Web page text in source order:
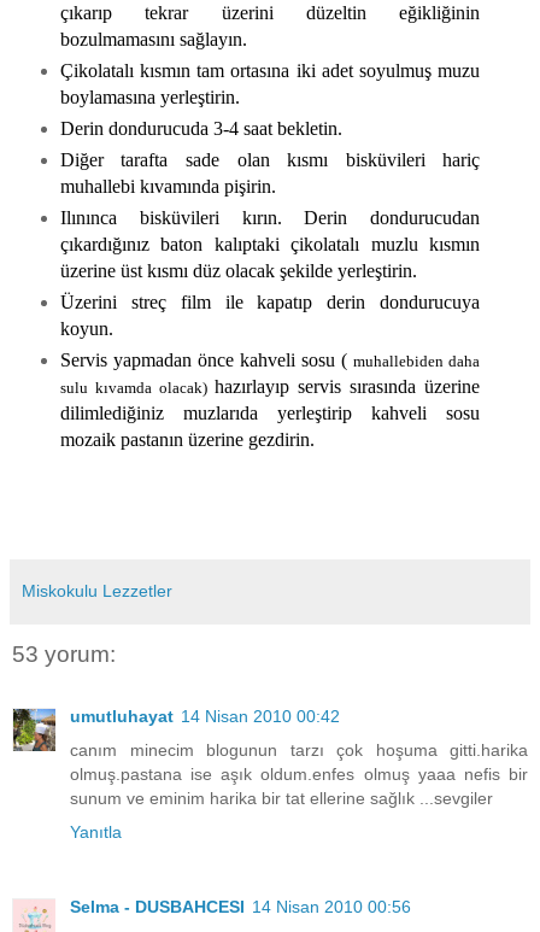
çıkarıp tekrar üzerini düzeltin eğikliğinin
bozulmamasını sağlayın.
Çikolatalı kısmın tam ortasına iki adet soyulmuş muzu
boylamasına yerleştirin.
Derin dondurucuda 3-4 saat bekletin.
Diğer tarafta sade olan kısmı bisküvileri hariç
muhallebi kıvamında pişirin.
Ilınınca bisküvileri kırın. Derin dondurucudan
çıkardığınız baton kalıptaki çikolatalı muzlu kısmın
üzerine üst kısmı düz olacak şekilde yerleştirin.
Üzerini streç film ile kapatıp derin dondurucuya
koyun.
Servis yapmadan önce kahveli sosu (muhallebiden daha
sulu kıvamda olacak) hazırlayıp servis sırasında üzerine
dilimlediğiniz muzlarıda yerleştirip kahveli sosu
mozaik pastanın üzerine gezdirin.
Miskokulu Lezzetler
53 yorum:
umutluhayat 14 Nisan 2010 00:42
canım minecim blogunun tarzı çok hoşuma gitti.harika
olmuş.pastana ise aşık oldum.enfes olmuş yaaa nefis bir
sunum ve eminim harika bir tat ellerine sağlık ...sevgiler
Yanıtla
Selma - DUSBAHCESI 14 Nisan 2010 00:56